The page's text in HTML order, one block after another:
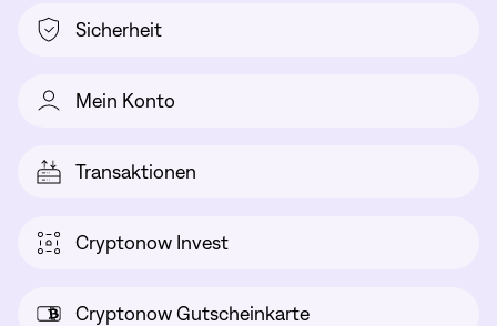
Sicherheit
Mein Konto
Transaktionen
Cryptonow Invest
Cryptonow Gutscheinkarte